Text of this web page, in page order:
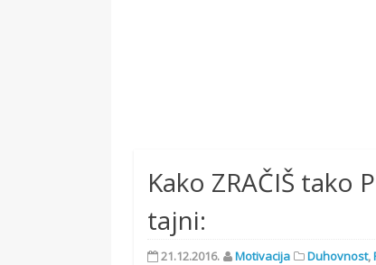
Kako ZRAČIŠ tako
tajni:
21.12.2016. Motivacija Duhovnost,